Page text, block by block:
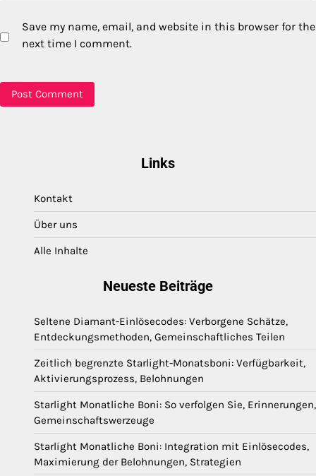
Save my name, email, and website in this browser for the
next time I comment.
Links
Kontakt
Über uns
Alle Inhalte
Neueste Beiträge
Seltene Diamant-Einlösecodes: Verborgene Schätze,
Entdeckungsmethoden, Gemeinschaftliches Teilen
Zeitlich begrenzte Starlight-Monatsboni: Verfügbarkeit,
Aktivierungsprozess, Belohnungen
Starlight Monatliche Boni: So verfolgen Sie, Erinnerungen,
Gemeinschaftswerzeuge
Starlight Monatliche Boni: Integration mit Einlösecodes,
Maximierung der Belohnungen, Strategien